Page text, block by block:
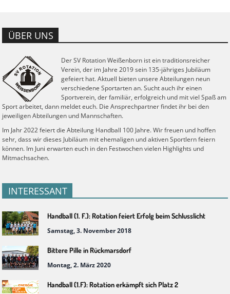
ÜBER UNS
Der SV Rotation Weißenborn ist ein traditionsreicher
Verein, der im Jahre 2019 sein 135-jähriges Jubiläum
gefeiert hat. Aktuell bieten unsere Abteilungen neun
verschiedene Sportarten an. Sucht auch ihr einen
Sportverein, der familiär, erfolgreich und mit viel Spaß am
Sport arbeitet, dann meldet euch. Die Ansprechpartner findet ihr bei den
jeweiligen Abteilungen und Mannschaften.
Im Jahr 2022 feiert die Abteilung Handball 100 Jahre. Wir freuen und hoffen
sehr, dass wir dieses Jubiläum mit ehemaligen und aktiven Sportlern feiern
können. Im Juni erwarten euch in den Festwochen vielen Highlights und
Mitmachsachen.
INTERESSANT
Handball (1. F.): Rotation feiert Erfolg beim Schlusslicht
Samstag, 3. November 2018
Bittere Pille in Rückmarsdorf
Montag, 2. März 2020
Handball (1.F): Rotation erkämpft sich Platz 2